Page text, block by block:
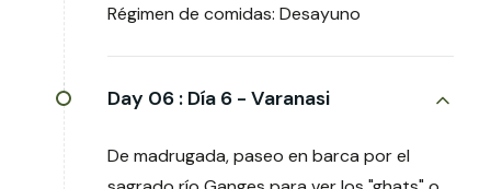
Régimen de comidas: Desayuno
Day 06 : Día 6 - Varanasi
De madrugada, paseo en barca por el